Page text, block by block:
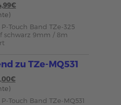
Touch Band TZe-325
schwarz 9mm / 8m
zu TZe-MQ531
Touch Band TZe-MQ531